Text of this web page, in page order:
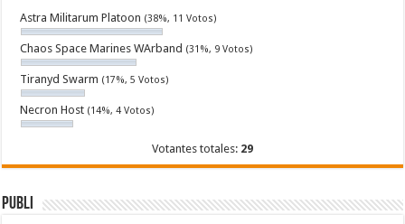
Astra Militarum Platoon (38%, 11 Votos)
Chaos Space Marines WArband (31%, 9 Votos)
Tiranyd Swarm (17%, 5 Votos)
Necron Host (14%, 4 Votos)
Votantes totales: 29
Publi